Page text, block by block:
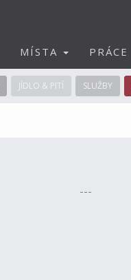
MÍSTA PRÁCE
JÍDLO & PITÍ SLUŽBY
---